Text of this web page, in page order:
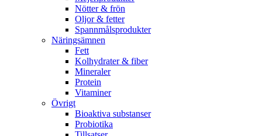
Nötter & frön
Oljor & fetter
Spannmålsprodukter
Näringsämnen
Fett
Kolhydrater & fiber
Mineraler
Protein
Vitaminer
Övrigt
Bioaktiva substanser
Probiotika